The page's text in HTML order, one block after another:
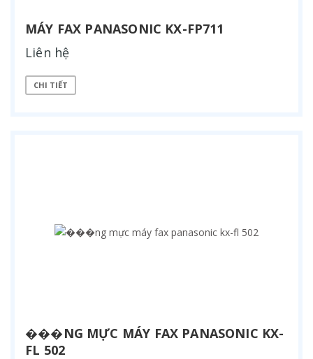
MÁY FAX PANASONIC KX-FP711
Liên hệ
CHI TIẾT
���NG MỰC MÁY FAX PANASONIC KX-
FL 502